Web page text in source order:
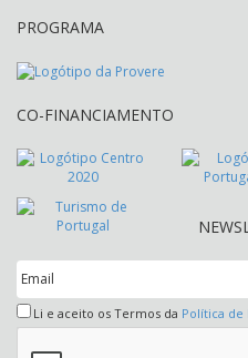
PROGRAMA
CO-FINANCIAMENTO
Li e aceito os Termos da Política de